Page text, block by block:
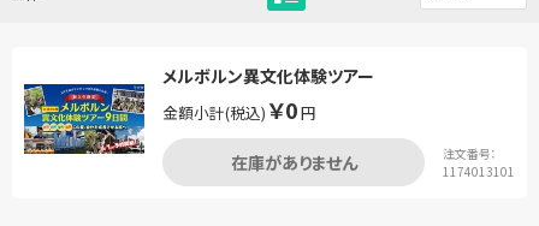
メルボルン異文化体験ツアー
金額小計(税込) ￥0円
在庫がありません
注文番号：
1174013101